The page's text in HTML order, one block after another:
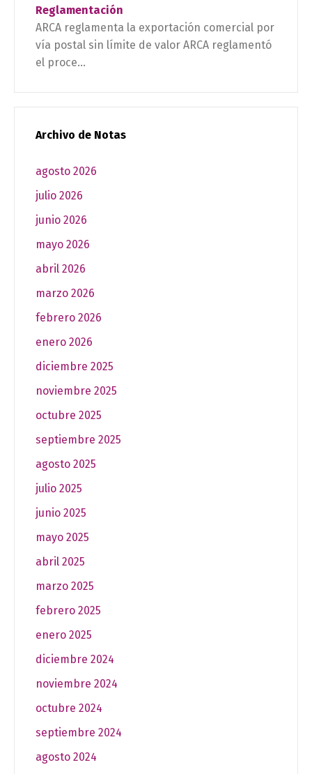
Reglamentación
ARCA reglamenta la exportación comercial por
vía postal sin límite de valor ARCA reglamentó
el proce...
Archivo de Notas
agosto 2026
julio 2026
junio 2026
mayo 2026
abril 2026
marzo 2026
febrero 2026
enero 2026
diciembre 2025
noviembre 2025
octubre 2025
septiembre 2025
agosto 2025
julio 2025
junio 2025
mayo 2025
abril 2025
marzo 2025
febrero 2025
enero 2025
diciembre 2024
noviembre 2024
octubre 2024
septiembre 2024
agosto 2024